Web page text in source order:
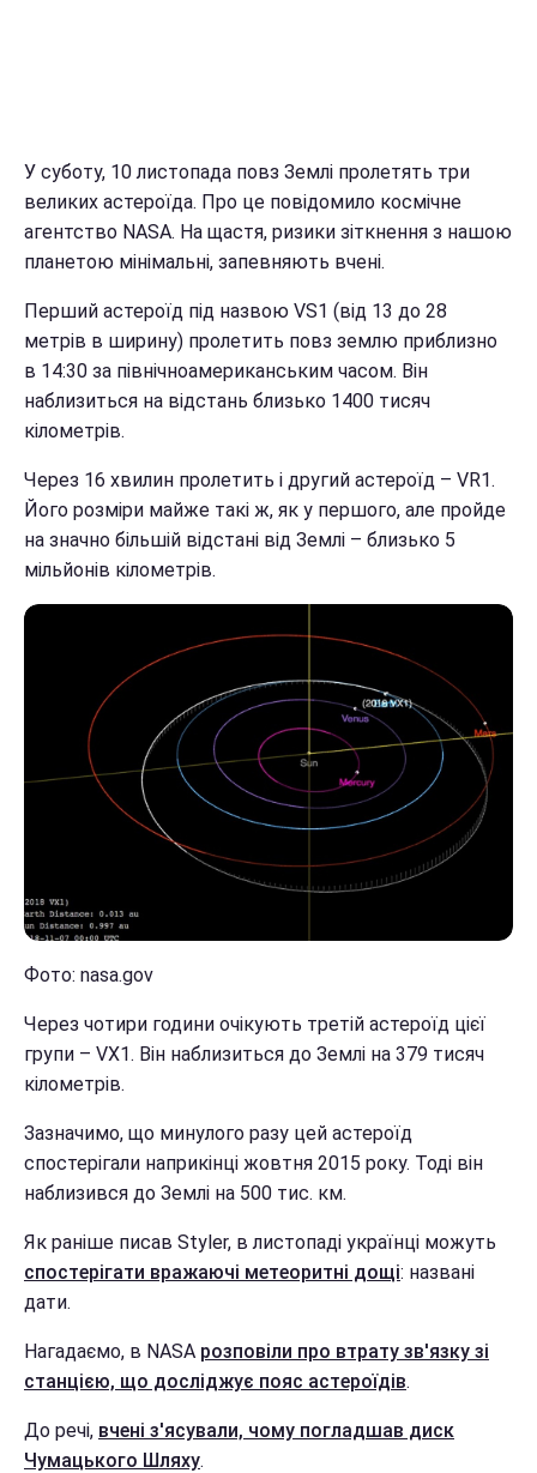
У суботу, 10 листопада повз Землі пролетять три
великих астероїда. Про це повідомило космічне
агентство NASA. На щастя, ризики зіткнення з нашою
планетою мінімальні, запевняють вчені.
Перший астероїд під назвою VS1 (від 13 до 28
метрів в ширину) пролетить повз землю приблизно
в 14:30 за північноамериканським часом. Він
наблизиться на відстань близько 1400 тисяч
кілометрів.
Через 16 хвилин пролетить і другий астероїд – VR1.
Його розміри майже такі ж, як у першого, але пройде
на значно більшій відстані від Землі – близько 5
мільйонів кілометрів.
Фото: nasa.gov
Через чотири години очікують третій астероїд цієї
групи – VX1. Він наблизиться до Землі на 379 тисяч
кілометрів.
Зазначимо, що минулого разу цей астероїд
спостерігали наприкінці жовтня 2015 року. Тоді він
наблизився до Землі на 500 тис. км.
Як раніше писав Styler, в листопаді українці можуть
спостерігати вражаючі метеоритні дощі: названі
дати.
Нагадаємо, в NASA розповіли про втрату зв'язку зі
станцією, що досліджує пояс астероїдів.
До речі, вчені з'ясували, чому погладшав диск
Чумацького Шляху.